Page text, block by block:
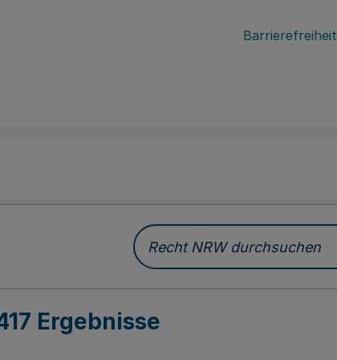
Barrierefreiheit
Recht NRW durchsuchen
Ergebnisse